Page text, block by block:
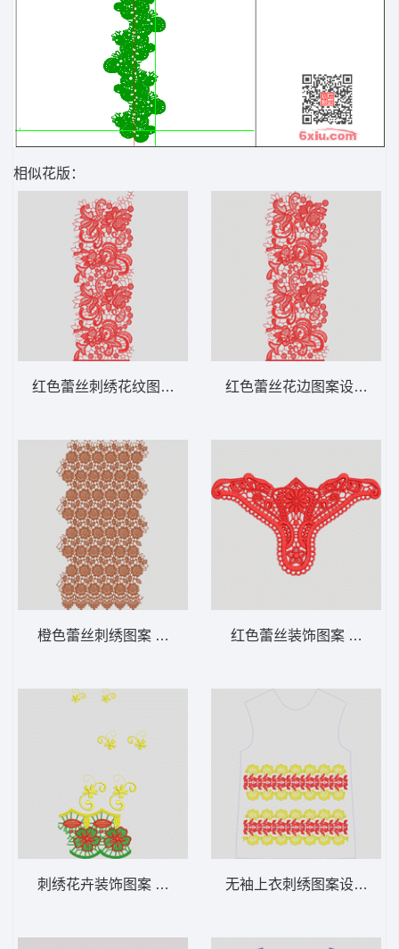
相似花版：
红色蕾丝刺绣花纹图案 水溶满幅
橙色蕾丝刺绣图案 水溶满幅
刺绣花卉装饰图案 水溶满幅
红色蕾丝花边图案设计 水
红色蕾丝装饰图案 水溶内
无袖上衣刺绣图案设计图